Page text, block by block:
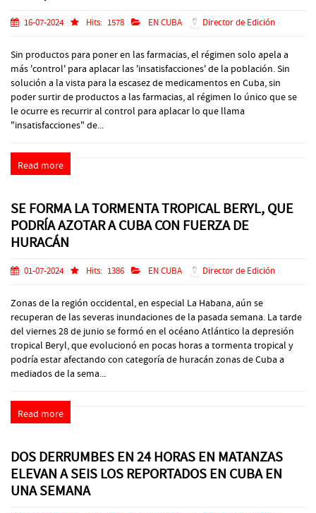
16-07-2024 Hits: 1578 EN CUBA Director de Edición
Sin productos para poner en las farmacias, el régimen solo apela a
más 'control' para aplacar las 'insatisfacciones' de la población. Sin
solución a la vista para la escasez de medicamentos en Cuba, sin
poder surtir de productos a las farmacias, al régimen lo único que se
le ocurre es recurrir al control para aplacar lo que llama
"insatisfacciones" de...
Read more
SE FORMA LA TORMENTA TROPICAL BERYL, QUE
PODRÍA AZOTAR A CUBA CON FUERZA DE
HURACÁN
01-07-2024 Hits: 1386 EN CUBA Director de Edición
Zonas de la región occidental, en especial La Habana, aún se
recuperan de las severas inundaciones de la pasada semana. La tarde
del viernes 28 de junio se formó en el océano Atlántico la depresión
tropical Beryl, que evolucionó en pocas horas a tormenta tropical y
podría estar afectando con categoría de huracán zonas de Cuba a
mediados de la sema...
Read more
DOS DERRUMBES EN 24 HORAS EN MATANZAS
ELEVAN A SEIS LOS REPORTADOS EN CUBA EN
UNA SEMANA